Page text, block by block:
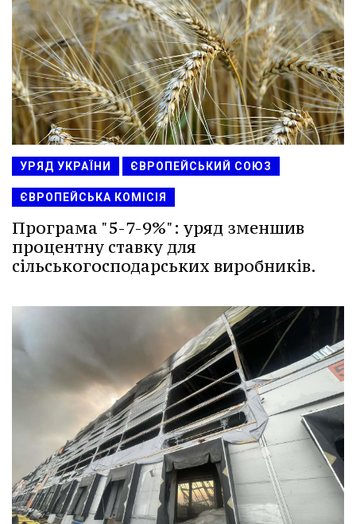
УРЯД УКРАЇНИ ЄВРОПЕЙСЬКИЙ СОЮЗ
ЄВРОПЕЙСЬКА КОМІСІЯ
Програма "5-7-9%": уряд зменшив
процентну ставку для
сільськогосподарських виробників.